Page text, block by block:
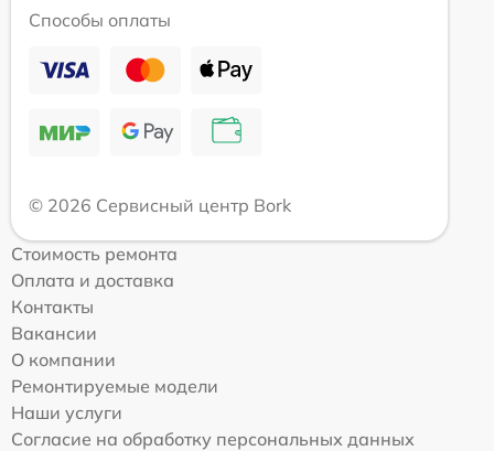
Способы оплаты
© 2026 Сервисный центр Bork
Стоимость ремонта
Оплата и доставка
Контакты
Вакансии
О компании
Ремонтируемые модели
Наши услуги
Согласие на обработку персональных данных